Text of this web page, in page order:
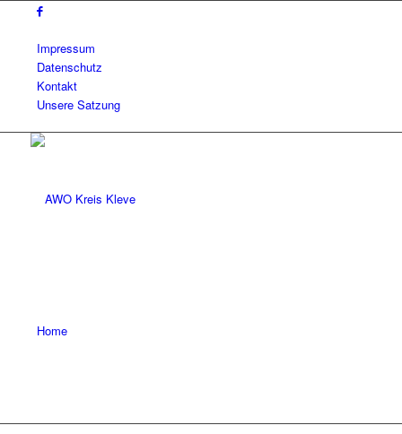
Impressum
Datenschutz
Kontakt
Unsere Satzung
Home